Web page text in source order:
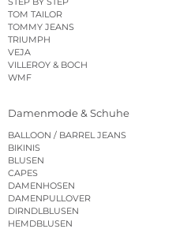
TOM TAILOR
TOMMY JEANS
TRIUMPH
VEJA
VILLEROY & BOCH
WMF
Damenmode & Schuhe
BALLOON / BARREL JEANS
BIKINIS
BLUSEN
CAPES
DAMENHOSEN
DAMENPULLOVER
DIRNDLBLUSEN
HEMDBLUSEN